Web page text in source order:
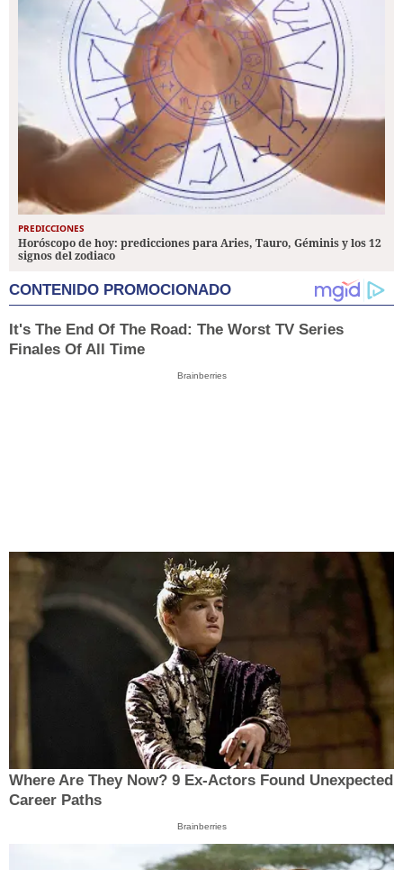
PREDICCIONES
Horóscopo de hoy: predicciones para Aries, Tauro, Géminis y los 12
signos del zodiaco
CONTENIDO PROMOCIONADO
It's The End Of The Road: The Worst TV Series
Finales Of All Time
Brainberries
Where Are They Now? 9 Ex-Actors Found Unexpected
Career Paths
Brainberries